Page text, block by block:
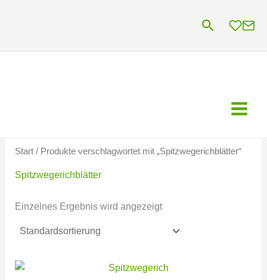
Suchen
Start/ Produkte verschlagwortet mit „Spitzwegerichblätter“
Spitzwegerichblätter
Einzelnes Ergebnis wird angezeigt